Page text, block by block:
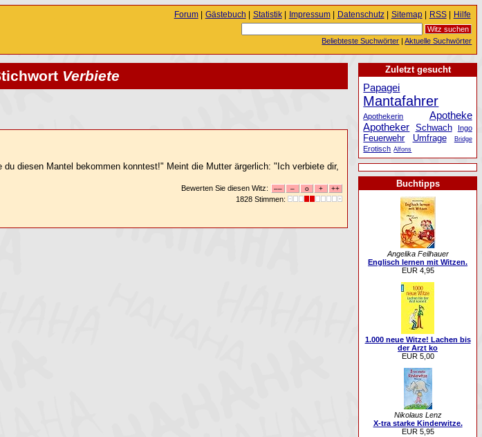
Verbiete
diesen Mantel bekommen konntest!" Meint die Mutter ärgerlich: "Ich verbiete dir,
Bewerten Sie diesen Witz:
1828 Stimmen:
Forum| Gästebuch | Statistik| Impressum| Datenschutz| Sitemap| RSS| Hilfe
Beliebteste Suchwörter |Aktuelle Suchwörter
Zuletzt gesucht
Papagei
Mantafahrer
Apothekerin
Apotheke
Apotheker Schwach Ingo
Feuerwehr Umfrage Bridge
Erotisch Alfons
Buchtipps
Angelika Feilhauer
Englisch lernen mit Witzen.
EUR 4,95
1.000 neue Witze! Lachen bis
der Arzt ko
EUR 5,00
Nikolaus Lenz
X-tra starke Kinderwitze.
EUR 5,95